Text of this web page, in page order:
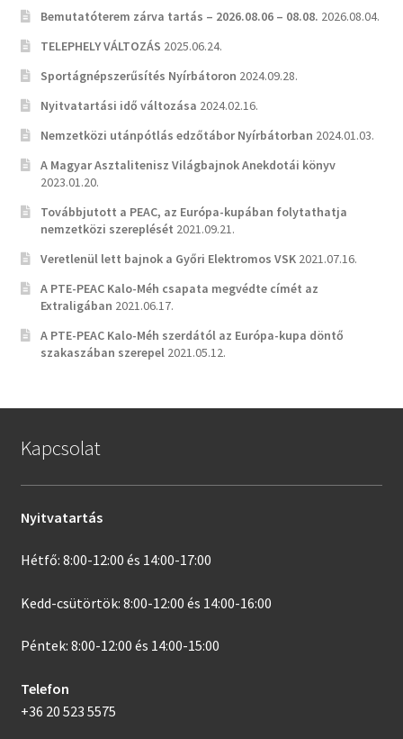
Bemutatóterem zárva tartás – 2026.08.06 – 08.08. 2026.08.04.
TELEPHELY VÁLTOZÁS 2025.06.24.
Sportágnépszerűsítés Nyírbátoron 2024.09.28.
Nyitvatartási idő változása 2024.02.16.
Nemzetközi utánpótlás edzőtábor Nyírbátorban 2024.01.03.
A Magyar Asztalitenisz Világbajnok Anekdotái könyv
2023.01.20.
Továbbjutott a PEAC, az Európa-kupában folytathatja
nemzetközi szereplését 2021.09.21.
Veretlenül lett bajnok a Győri Elektromos VSK 2021.07.16.
A PTE-PEAC Kalo-Méh csapata megvédte címét az
Extraligában 2021.06.17.
A PTE-PEAC Kalo-Méh szerdától az Európa-kupa döntő
szakaszában szerepel 2021.05.12.
Kapcsolat
Nyitvatartás
Hétfő: 8:00-12:00 és 14:00-17:00
Kedd-csütörtök: 8:00-12:00 és 14:00-16:00
Péntek: 8:00-12:00 és 14:00-15:00
Telefon
+36 20 523 5575